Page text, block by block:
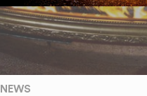
NEWS